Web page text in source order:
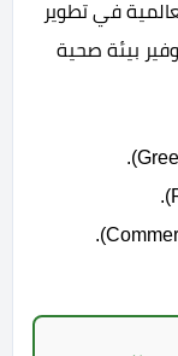
في تطوير
بيئة صحية